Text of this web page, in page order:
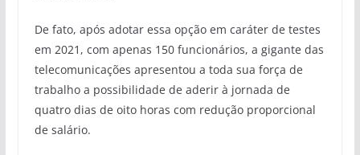
De fato, após adotar essa opção em caráter de testes
em 2021, com apenas 150 funcionários, a gigante das
telecomunicações apresentou a toda sua força de
trabalho a possibilidade de aderir à jornada de
quatro dias de oito horas com redução proporcional
de salário.